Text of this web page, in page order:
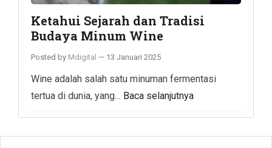
Ketahui Sejarah dan Tradisi
Budaya Minum Wine
Posted by Mdigital — 13 Januari 2025
Wine adalah salah satu minuman fermentasi
tertua di dunia, yang… Baca selanjutnya